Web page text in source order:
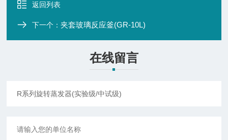
返回列表
下一个：夹套玻璃反应釜(GR-10L)
在线留言